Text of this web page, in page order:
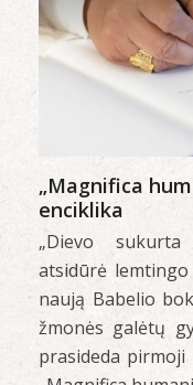
„Magnifica
enciklika
„Dievo
atsidūrė
naują Babelio
žmonės galėtų
prasideda pirmoji